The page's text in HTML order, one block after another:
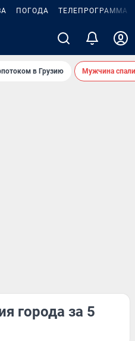
ПОГОДА ТЕЛЕПРОГРАММА
в Грузию Мужчина
города за 5